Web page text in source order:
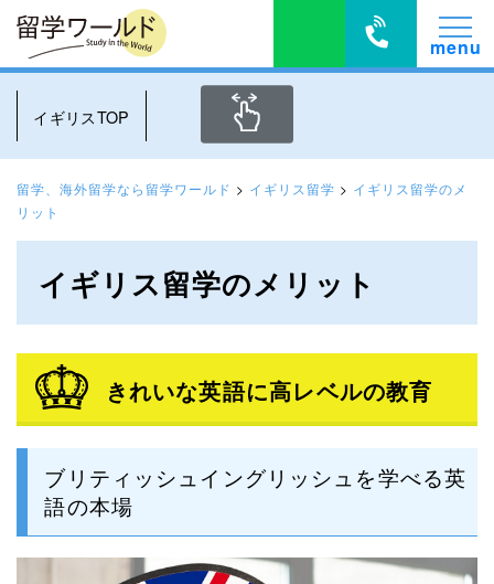
イギリスTOP
留学、海外留学なら留学ワールド > イギリス留学 > イギリス留学のメ
リット
イギリス留学のメリット
きれいな英語に高レベルの教育
ブリティッシュイングリッシュを学べる英
語の本場